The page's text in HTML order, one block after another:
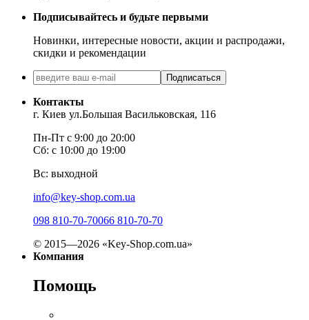
Подписывайтесь и будьте первыми
Новинки, интересные новости, акции и распродажи,
скидки и рекомендации
Подписаться
Контакты
г. Киев ул.Большая Васильковская, 116
Пн-Пт с 9:00 до 20:00
Сб: с 10:00 до 19:00
Вс: выходной
info@key-shop.com.ua
098 810-70-70066 810-70-70
© 2015—2026 «Key-Shop.com.ua»
Компания
Помощь